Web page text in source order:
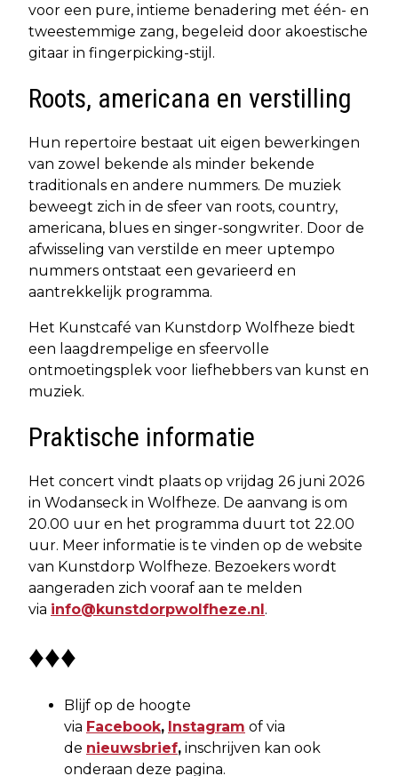
voor een pure, intieme benadering met één- en
tweestemmige zang, begeleid door akoestische
gitaar in fingerpicking-stijl.
Roots, americana en verstilling
Hun repertoire bestaat uit eigen bewerkingen
van zowel bekende als minder bekende
traditionals en andere nummers. De muziek
beweegt zich in de sfeer van roots, country,
americana, blues en singer-songwriter. Door de
afwisseling van verstilde en meer uptempo
nummers ontstaat een gevarieerd en
aantrekkelijk programma.
Het Kunstcafé van Kunstdorp Wolfheze biedt
een laagdrempelige en sfeervolle
ontmoetingsplek voor liefhebbers van kunst en
muziek.
Praktische informatie
Het concert vindt plaats op vrijdag 26 juni 2026
in Wodanseck in Wolfheze. De aanvang is om
20.00 uur en het programma duurt tot 22.00
uur. Meer informatie is te vinden op de website
van Kunstdorp Wolfheze. Bezoekers wordt
aangeraden zich vooraf aan te melden
via info@kunstdorpwolfheze.nl.
♦♦♦
Blijf op de hoogte
via Facebook, Instagram of via
de nieuwsbrief, inschrijven kan ook
onderaan deze pagina.